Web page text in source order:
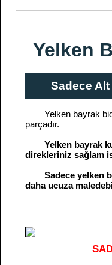
Yelken
Sadece
Yelken bayrak
parçadır.
Yelken bayrak
direkleriniz sağlam
Sadece yelken
daha ucuza